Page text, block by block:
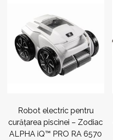
Robot electric pentru
curățarea piscinei – Zodiac
ALPHA iQ™ PRO RA 6570